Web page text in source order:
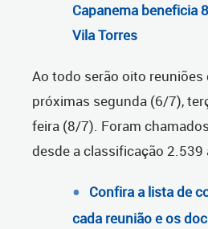
Capanema beneficia
Vila Torres
Ao todo serão oito reuniões
próximas segunda (6/7),
feira (8/7). Foram
desde a classificação 2.539
Confira a lista de
cada reunião e os